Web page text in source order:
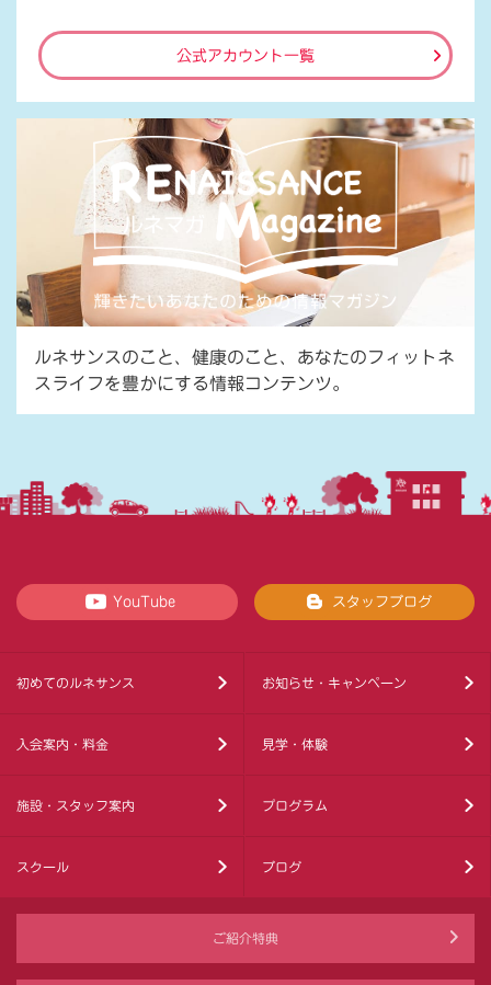
公式アカウント一覧
ルネサンスのこと、健康のこと、あなたのフィットネ
スライフを豊かにする情報コンテンツ。
YouTube スタッフブログ
初めてのルネサンス お知らせ・キャンペーン
入会案内・料金 見学・体験
施設・スタッフ案内 プログラム
スクール ブログ
ご紹介特典